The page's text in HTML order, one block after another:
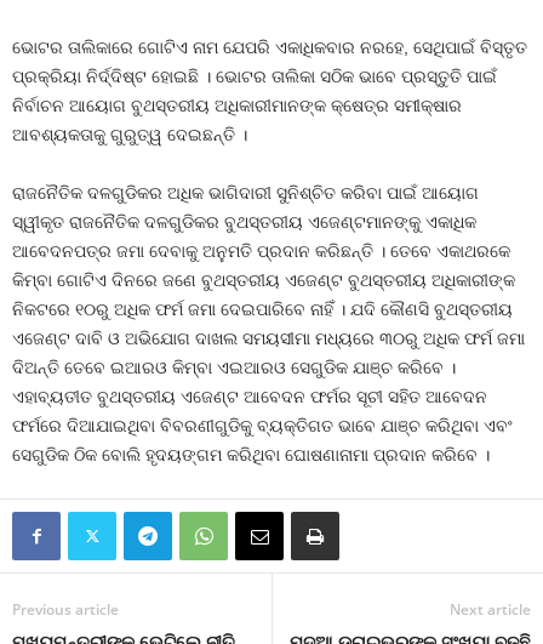
ଭୋଟର ତାଲିକାରେ ଗୋଟିଏ ନାମ ଯେପରି ଏକାଧିକବାର ନରହେ, ସେଥିପାଇଁ ବିସ୍ତୃତ
ପ୍ରକ୍ରିୟା ନିର୍ଦ୍ଦିଷ୍ଟ ହୋଇଛି । ଭୋଟର ତାଲିକା ସଠିକ ଭାବେ ପ୍ରସ୍ତୁତି ପାଇଁ
ନିର୍ବାଚନ ଆୟୋଗ ବୁଥସ୍ତରୀୟ ଅଧିକାରୀମାନଙ୍କ କ୍ଷେତ୍ର ସମୀକ୍ଷାର
ଆବଶ୍ୟକତାକୁ ଗୁରୁତ୍ୱ ଦେଇଛନ୍ତି ।
ରାଜନୈତିକ ଦଳଗୁଡିକର ଅଧିକ ଭାଗିଦାରୀ ସୁନିଶ୍ଚିତ କରିବା ପାଇଁ ଆୟୋଗ
ସ୍ୱୀକୃତ ରାଜନୈତିକ ଦଳଗୁଡିକର ବୁଥସ୍ତରୀୟ ଏଜେଣ୍ଟମାନଙ୍କୁ ଏକାଧିକ
ଆବେଦନପତ୍ର ଜମା ଦେବାକୁ ଅନୁମତି ପ୍ରଦାନ କରିଛନ୍ତି । ତେବେ ଏକାଥରକେ
କିମ୍ବା ଗୋଟିଏ ଦିନରେ ଜଣେ ବୁଥସ୍ତରୀୟ ଏଜେଣ୍ଟ ବୁଥସ୍ତରୀୟ ଅଧିକାରୀଙ୍କ
ନିକଟରେ ୧୦ରୁ ଅଧିକ ଫର୍ମ ଜମା ଦେଇପାରିବେ ନାହିଁ । ଯଦି କୌଣସି ବୁଥସ୍ତରୀୟ
ଏଜେଣ୍ଟ ଦାବି ଓ ଅଭିଯୋଗ ଦାଖଲ ସମୟସୀମା ମଧ୍ୟରେ ୩୦ରୁ ଅଧିକ ଫର୍ମ ଜମା
ଦିଅନ୍ତି ତେବେ ଇଆରଓ କିମ୍ବା ଏଇଆରଓ ସେଗୁଡିକ ଯାଞ୍ଚ କରିବେ ।
ଏହାବ୍ୟତୀତ ବୁଥସ୍ତରୀୟ ଏଜେଣ୍ଟ ଆବେଦନ ଫର୍ମର ସୂଚୀ ସହିତ ଆବେଦନ
ଫର୍ମରେ ଦିଆଯାଇଥିବା ବିବରଣୀଗୁଡିକୁ ବ୍ୟକ୍ତିଗତ ଭାବେ ଯାଞ୍ଚ କରିଥିବା ଏବଂ
ସେଗୁଡିକ ଠିକ ବୋଲି ହୃଦୟଙ୍ଗମ କରିଥିବା ଘୋଷଣାନାମା ପ୍ରଦାନ କରିବେ ।
Previous article Next article